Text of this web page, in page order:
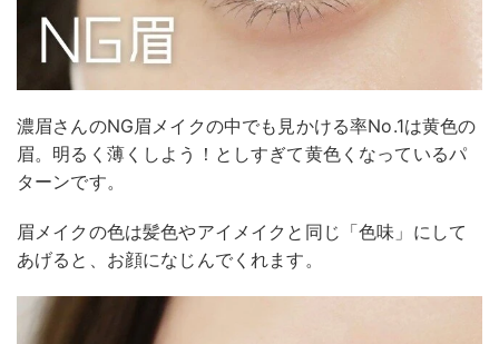
濃眉さんのNG眉メイクの中でも見かける率No.1は黄色の
眉。明るく薄くしよう！としすぎて黄色くなっているパ
ターンです。
眉メイクの色は髪色やアイメイクと同じ「色味」にして
あげると、お顔になじんでくれます。